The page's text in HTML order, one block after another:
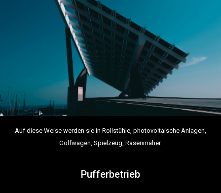
Auf diese Weise werden sie in Rollstühle, photovoltaische Anlagen,
Golfwagen, Spielzeug, Rasenmäher.
Pufferbetrieb